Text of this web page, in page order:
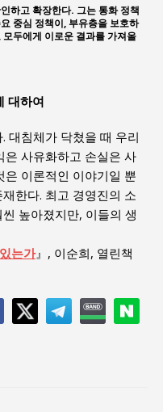
하고 확장한다. 그는 통화 정책
중심 정책이, 부유층을 보호하
두에게 이로운 결과를 가져올
대하여
대침체가 닥쳤을 때 우리
은 사유화하고 손실은 사
이론적인 이야기일 뿐
한다. 최고 경영진의 소
높아졌지만, 이들의 생
는가』, 이순희, 열린책